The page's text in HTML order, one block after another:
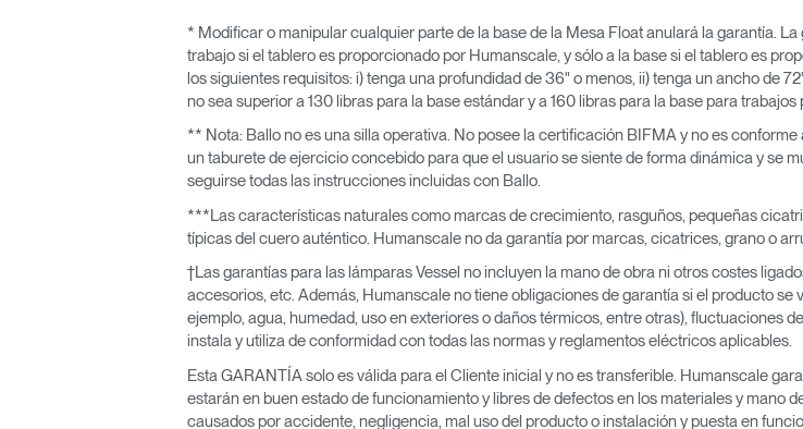
* Modificar o manipular cualquier parte de la base de la Mesa Float anulará la garantía.
trabajo si el tablero es proporcionado por Humanscale, y sólo a la base si el tablero es
los siguientes requisitos: i) tenga una profundidad de 36" o menos, ii) tenga un ancho de
no sea superior a 130 libras para la base estándar y a 160 libras para la base para trabajos
** Nota: Ballo no es una silla operativa. No posee la certificación BIFMA y no es
un taburete de ejercicio concebido para que el usuario se siente de forma dinámica y se
seguirse todas las instrucciones incluidas con Ballo.
***Las características naturales como marcas de crecimiento, rasguños, pequeñas
típicas del cuero auténtico. Humanscale no da garantía por marcas, cicatrices, grano o
†Las garantías para las lámparas Vessel no incluyen la mano de obra ni otros costes
accesorios, etc. Además, Humanscale no tiene obligaciones de garantía si el producto
ejemplo, agua, humedad, uso en exteriores o daños térmicos, entre otras), fluctuaciones
instala y utiliza de conformidad con todas las normas y reglamentos eléctricos aplicables.
Esta GARANTÍA solo es válida para el Cliente inicial y no es transferible. Humanscale
estarán en buen estado de funcionamiento y libres de defectos en los materiales y mano
causados por accidente, negligencia, mal uso del producto o instalación y puesta en